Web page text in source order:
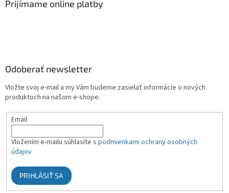
Prijímame online platby
Odoberať newsletter
Vložte svoj e-mail a my Vám budeme zasielať informácie o nových
produktoch na našom e-shope.
Email
Vložením e-mailu súhlasíte s podmienkami ochrany osobných
údajov
PRIHLÁSIŤ SA